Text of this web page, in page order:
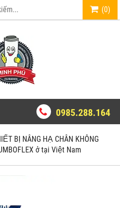
(0)
0985.288.164
BỊ NÂNG HẠ CHÂN KHÔNG
ở tại Việt Nam